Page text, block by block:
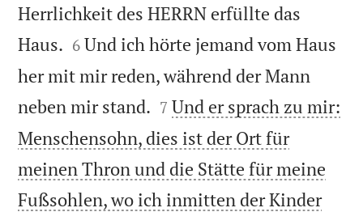
Herrlichkeit des HERRN erfüllte das
Haus. 

6 Und ich hörte jemand vom Haus
her mit mir reden, während der Mann
neben mir stand. 

7 Und er sprach zu mir:
Menschensohn, dies ist der Ort für
meinen Thron und die Stätte für meine
Fußsohlen, wo ich inmitten der Kinder